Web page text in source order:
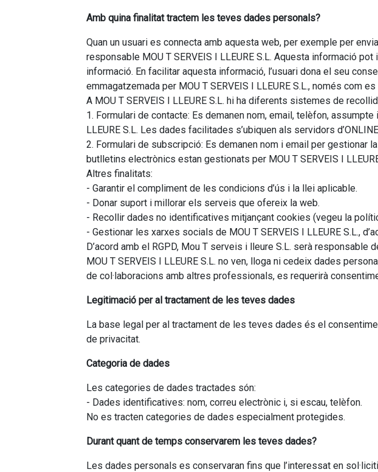
Amb quina finalitat tractem les teves dades personals?
Quan un usuari es connecta amb aquesta web, per exemple per
responsable MOU T SERVEIS I LLEURE S.L. Aquesta informació
informació. En facilitar aquesta informació, l’usuari dona el seu
emmagatzemada per MOU T SERVEIS I LLEURE S.L., només com
A MOU T SERVEIS I LLEURE S.L. hi ha diferents sistemes de
1. Formulari de contacte: Es demanen nom, email, telèfon,
LLEURE S.L. Les dades facilitades s’ubiquen als servidors
2. Formulari de subscripció: Es demanen nom i email per
butlletins electrònics estan gestionats per MOU T SERVEIS I
Altres finalitats:
- Garantir el compliment de les condicions d’ús i la llei aplicable.
- Donar suport i millorar els serveis que ofereix la web.
- Recollir dades no identificatives mitjançant cookies (vegeu la
- Gestionar les xarxes socials de MOU T SERVEIS I LLEURE S.L.,
D’acord amb el RGPD, Mou T serveis i lleure S.L. serà
MOU T SERVEIS I LLEURE S.L. no ven, lloga ni cedeix dades
de col·laboracions amb altres professionals, es requerirà
Legitimació per al tractament de les teves dades
La base legal per al tractament de les teves dades és el
de privacitat.
Categoria de dades
Les categories de dades tractades són:
- Dades identificatives: nom, correu electrònic i, si escau, telèfon.
No es tracten categories de dades especialment protegides.
Durant quant de temps conservarem les teves dades?
Les dades personals es conservaran fins que l’interessat en